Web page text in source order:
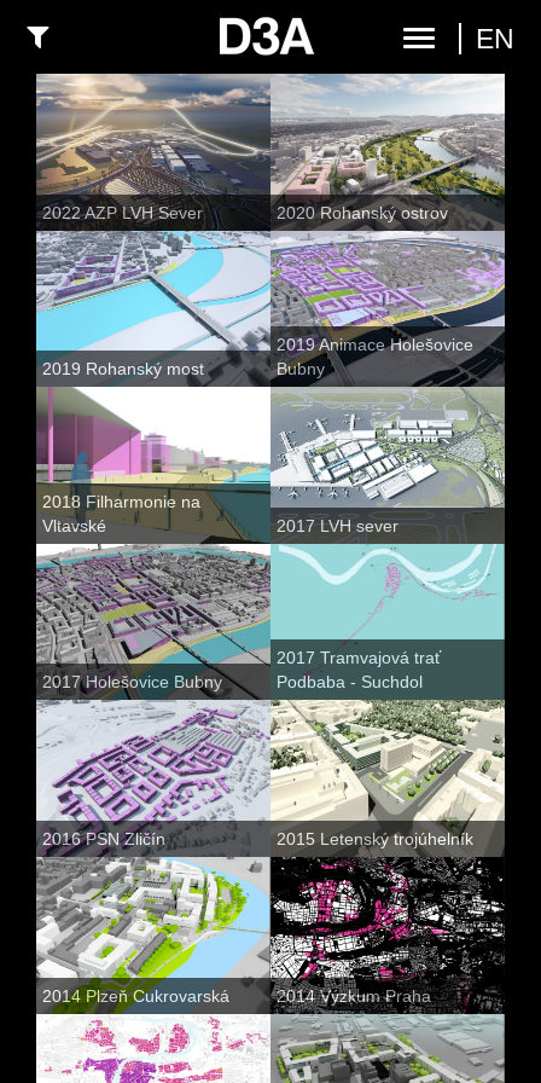
EN
2022 AZP LVH Sever 2020 Rohanský ostrov
2019 Rohanský most
2019 Animace Holešovice
Bubny
2018 Filharmonie na
Vltavské
2017 LVH sever
2017 Holešovice Bubny
2017 Tramvajová trať
Podbaba - Suchdol
2016 PSN Zličín 2015 Letenský trojúhelník
2014 Plzeň Cukrovarská 2014 Výzkum Praha